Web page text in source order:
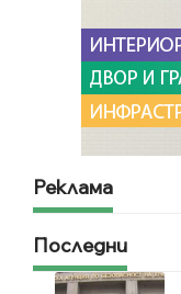
Реклама
Последни